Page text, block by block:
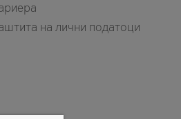
на лични податоци